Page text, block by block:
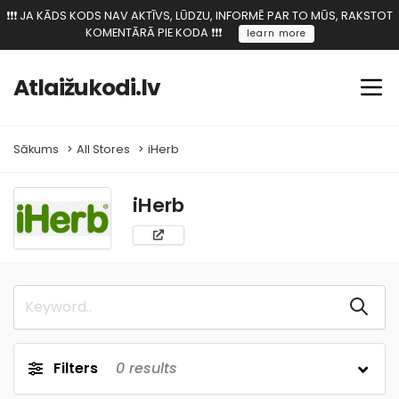
❗️❗️❗️ JA KĀDS KODS NAV AKTĪVS, LŪDZU, INFORMĒ PAR TO MŪS, RAKSTOT
KOMENTĀRĀ PIE KODA ❗️❗️❗️
learn more
Atlaižukodi.lv
Sākums All Stores iHerb
iHerb
Filters 0 results